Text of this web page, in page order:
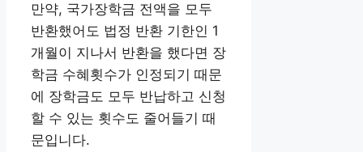
만약, 국가장학금 전액을 모두
반환했어도 법정 반환 기한인 1
개월이 지나서 반환을 했다면 장
학금 수혜횟수가 인정되기 때문
에 장학금도 모두 반납하고 신청
할 수 있는 횟수도 줄어들기 때
문입니다.